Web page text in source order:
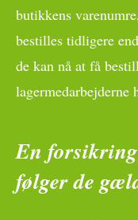
butikkens
bestilles tidligere
de kan nå at få
lagermedarbejderne
En
følger de